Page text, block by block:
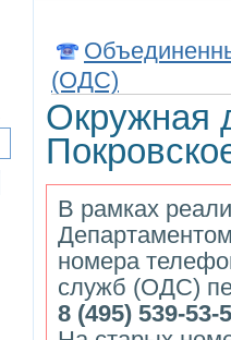
(ОДС)
Окружная
В рамках
номера
служб (ОДС)
8 (495) 539-53-